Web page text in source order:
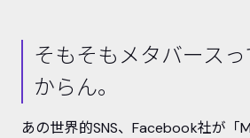
そもそもメタバース
からん。
あの世界的SNS、Facebook社が「